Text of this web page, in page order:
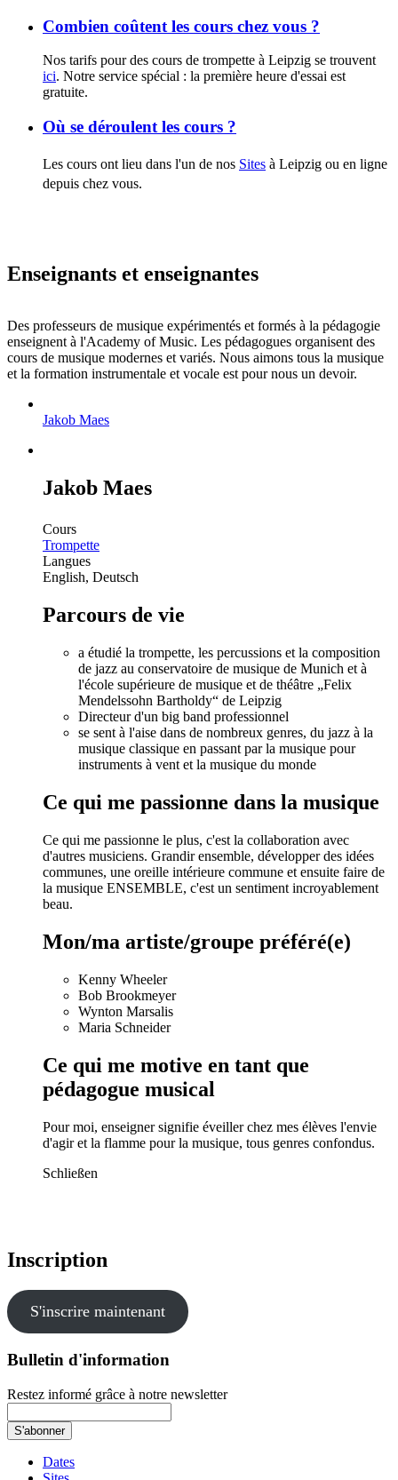
Combien coûtent les cours chez vous ?
Nos tarifs pour des cours de trompette à Leipzig se trouvent
ici. Notre service spécial : la première heure d'essai est
gratuite.
Où se déroulent les cours ?
Les cours ont lieu dans l'un de nos Sites à Leipzig ou en ligne
depuis chez vous.
Enseignants et enseignantes
Des professeurs de musique expérimentés et formés à la pédagogie
enseignent à l'Academy of Music. Les pédagogues organisent des
cours de musique modernes et variés. Nous aimons tous la musique
et la formation instrumentale et vocale est pour nous un devoir.
Jakob Maes
Jakob Maes
Cours
Trompette
Langues
English, Deutsch
Parcours de vie
a étudié la trompette, les percussions et la composition
de jazz au conservatoire de musique de Munich et à
l'école supérieure de musique et de théâtre „Felix
Mendelssohn Bartholdy“ de Leipzig
Directeur d'un big band professionnel
se sent à l'aise dans de nombreux genres, du jazz à la
musique classique en passant par la musique pour
instruments à vent et la musique du monde
Ce qui me passionne dans la musique
Ce qui me passionne le plus, c'est la collaboration avec
d'autres musiciens. Grandir ensemble, développer des idées
communes, une oreille intérieure commune et ensuite faire de
la musique ENSEMBLE, c'est un sentiment incroyablement
beau.
Mon/ma artiste/groupe préféré(e)
Kenny Wheeler
Bob Brookmeyer
Wynton Marsalis
Maria Schneider
Ce qui me motive en tant que
pédagogue musical
Pour moi, enseigner signifie éveiller chez mes élèves l'envie
d'agir et la flamme pour la musique, tous genres confondus.
Schließen
Inscription
S'inscrire maintenant
Bulletin d'information
Restez informé grâce à notre newsletter
Dates